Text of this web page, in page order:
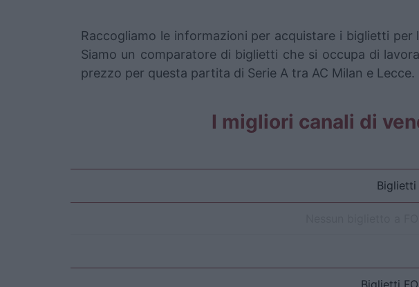
Raccogliamo le informazioni per acquistare i biglietti
Siamo un comparatore di biglietti che si occupa di
prezzo per questa partita di Serie A tra AC Milan e Lecce.
I migliori canali di
Biglietti
Biglietti